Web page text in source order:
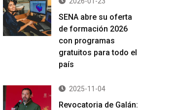
SENA abre su oferta
de formación 2026
con programas
gratuitos para todo el
país
2025-11-04
Revocatoria de Galán: